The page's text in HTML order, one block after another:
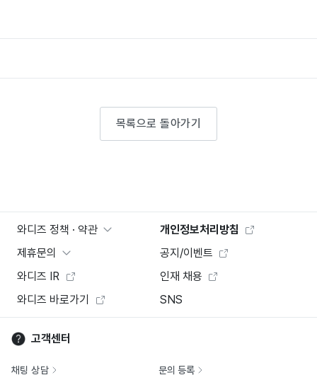
목록으로 돌아가기
와디즈 정책 · 약관
개인정보처리방침
제휴문의
공지/이벤트
와디즈 IR
인재 채용
와디즈 바로가기
SNS
고객센터
채팅 상담 문의 등록